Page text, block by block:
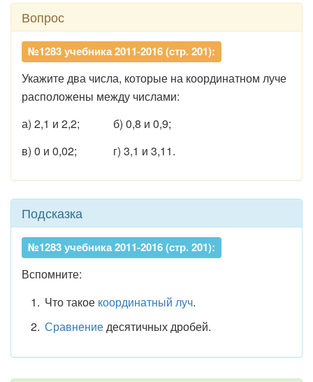
Вопрос
№1283 учебника 2011-2016 (стр. 201):
Укажите два числа, которые на координатном луче
расположены между числами:
а) 2,1 и 2,2; б) 0,8 и 0,9;
в) 0 и 0,02; г) 3,1 и 3,11.
Подсказка
№1283 учебника 2011-2016 (стр. 201):
Вспомните:
Что такое координатный луч.
Сравнениедесятичных дробей.